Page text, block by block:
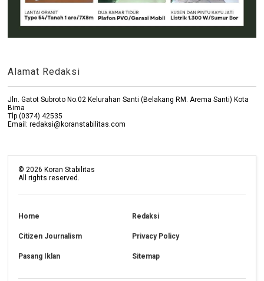
Alamat Redaksi
Jln. Gatot Subroto No.02 Kelurahan Santi (Belakang RM. Arema Santi) Kota
Bima
Tlp (0374) 42535
Email: redaksi@koranstabilitas.com
©2026 Koran Stabilitas
All rights reserved.
Home Redaksi
Citizen Journalism Privacy Policy
Pasang Iklan Sitemap